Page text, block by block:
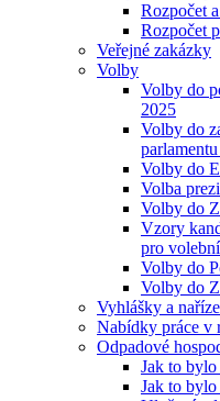
Rozpočet
Rozpočet
Veřejné zakázky
Volby
Volby do
2025
Volby do
Volby do
Volba
Volby do
Vzory
pro
Volby do
Volby do
Vyhlášky a
Nabídky práce v
Odpadové
Jak to
Jak to